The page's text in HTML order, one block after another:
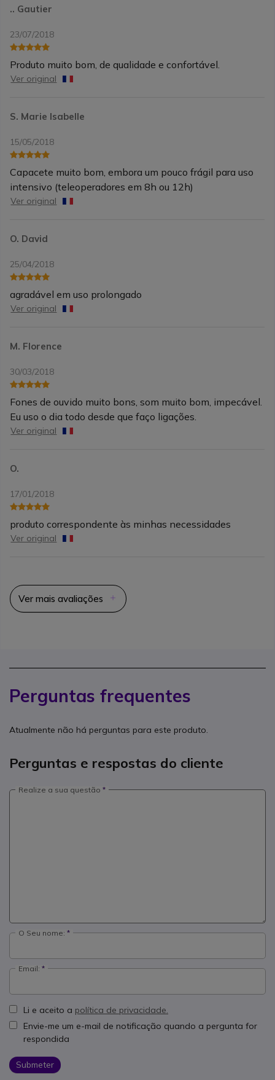
.. Gautier
23/07/2018
Produto muito bom, de qualidade e confortável.
Ver original
S. Marie Isabelle
15/05/2018
Capacete muito bom, embora um pouco frágil para uso
intensivo (teleoperadores em 8h ou 12h)
Ver original
O. David
25/04/2018
agradável em uso prolongado
Ver original
M. Florence
30/03/2018
Fones de ouvido muito bons, som muito bom, impecável.
Eu uso o dia todo desde que faço ligações.
Ver original
O.
17/01/2018
produto correspondente às minhas necessidades
Ver original
Ver mais avaliações
Perguntas frequentes
Atualmente não há perguntas para este produto.
Perguntas e respostas do cliente
Realize a sua questão
O Seu nome:
Email:
Li e aceito a política de privacidade.
Envie-me um e-mail de notificação quando a pergunta for
respondida
Submeter